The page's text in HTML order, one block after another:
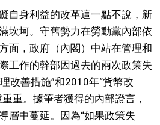
自身利益的改革這一點不說，新
坎坷。守舊勢力在勞動黨內部依
面，政府（內閣）中站在管理和
工作的幹部因過去的兩次政策失
改善措施”和2010年“貨幣改
重。據筆者獲得的內部證言，
層中蔓延。因為“如果政策失